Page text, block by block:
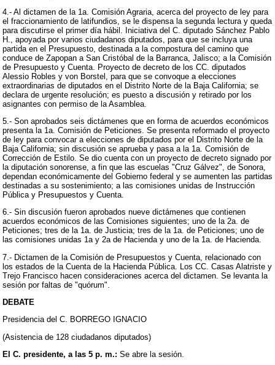
4.- Al dictamen de la 1a. Comisión Agraria, acerca del proyecto de ley para
el fraccionamiento de latifundios, se le dispensa la segunda lectura y queda
para discutirse el primer día hábil. Iniciativa del C. diputado Sánchez Pablo
H., apoyada por varios ciudadanos diputados, para que se incluya una
partida en el Presupuesto, destinada a la compostura del camino que
conduce de Zapopan a San Cristóbal de la Barranca, Jalisco; a la Comisión
de Presupuesto y Cuenta. Proyecto de decreto de los CC. diputados
Alessio Robles y von Borstel, para que se convoque a elecciones
extraordinarias de diputados en el Distrito Norte de la Baja California; se
declara de urgente resolución; es puesto a discusión y retirado por los
asignantes con permiso de la Asamblea.
5.- Son aprobados seis dictámenes que en forma de acuerdos económicos
presenta la 1a. Comisión de Peticiones. Se presenta reformado el proyecto
de ley para convocar a elecciones de diputados por el Distrito Norte de la
Baja California; sin discusión se aprueba y pasa a la 1a. Comisión de
Corrección de Estilo. Se dio cuenta con un proyecto de decreto signado por
la diputación sonorense, a fin que las escuelas "Cruz Gálvez", de Sonora,
dependan económicamente del Gobierno federal y se aumenten las partidas
destinadas a su sostenimiento; a las comisiones unidas de Instrucción
Pública y Presupuestos y Cuenta.
6.- Sin discusión fueron aprobados nueve dictámenes que contienen
acuerdos económicos de las Comisiones siguientes; uno de la 2a. de
Peticiones; tres de la 1a. de Justicia; tres de la 1a. de Peticiones; uno de
las comisiones unidas 1a y 2a de Hacienda y uno de la 1a. de Hacienda.
7.- Dictamen de la Comisión de Presupuestos y Cuenta, relacionado con
los estados de la Cuenta de la Hacienda Pública. Los CC. Casas Alatriste y
Trejo Francisco hacen consideraciones acerca del dictamen. Se levanta la
sesión por faltas de "quórum".
DEBATE
Presidencia del C. BORREGO IGNACIO
(Asistencia de 128 ciudadanos diputados)
El C. presidente, a las 5 p. m.: Se abre la sesión.